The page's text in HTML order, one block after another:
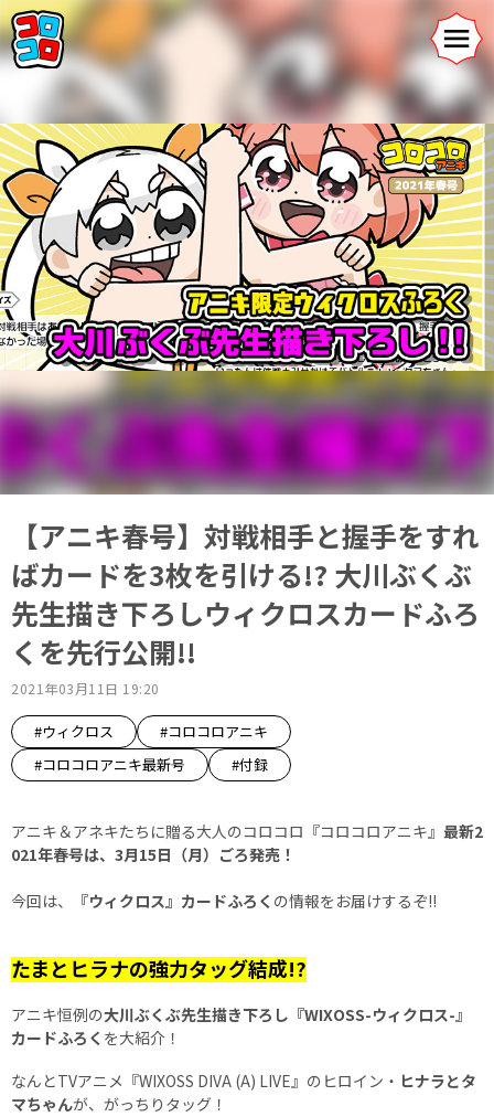
【アニキ春号】対戦相手と握手をすれ
ばカードを3枚を引ける!? 大川ぶくぶ
先生描き下ろしウィクロスカードふろ
くを先行公開!!
2021年03月11日 19:20
#ウィクロス
#コロコロアニキ
#コロコロアニキ最新号
#付録
アニキ＆アネキたちに贈る大人のコロコロ『コロコロアニキ』 最新2
021年春号は、3月15日（月）ごろ発売！
今回は、 『ウィクロス』カードふろく の情報をお届けするぞ!!
たまとヒラナの強力タッグ結成!?
アニキ恒例の大川ぶくぶ先生描き下ろし『WIXOSS-ウィクロス-』
カードふろく を大紹介！
なんとTVアニメ『WIXOSS DIVA (A) LIVE』のヒロイン・ ヒナラとタ
マちゃんが、がっちりタッグ！